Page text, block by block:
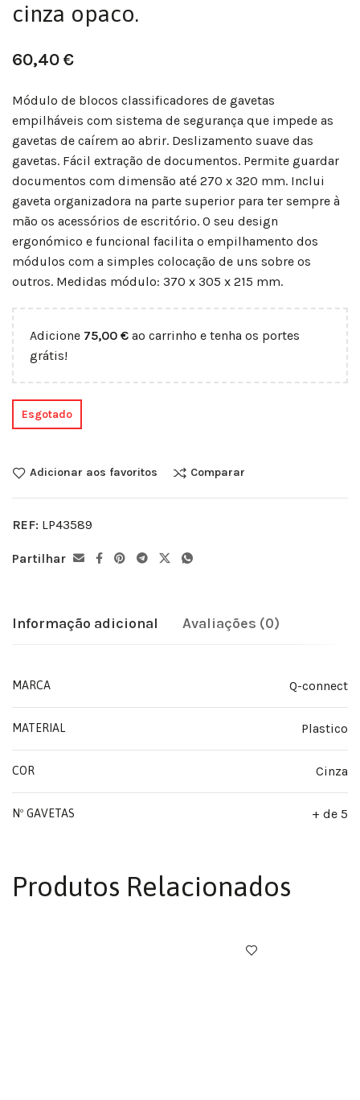
cinza opaco.
60,40€
Módulo de blocos classificadores de gavetas
empilháveis com sistema de segurança que impede as
gavetas de caírem ao abrir. Deslizamento suave das
gavetas. Fácil extração de documentos. Permite guardar
documentos com dimensão até 270 x 320 mm. Inclui
gaveta organizadora na parte superior para ter sempre à
mão os acessórios de escritório. O seu design
ergonómico e funcional facilita o empilhamento dos
módulos com a simples colocação de uns sobre os
outros. Medidas módulo: 370 x 305 x 215 mm.
Adicione 75,00 € ao carrinho e tenha os portes
grátis!
Esgotado
Adicionar aos favoritos Comparar
REF: LP43589
Partilhar
Informação adicional Avaliações (0)
MARCA Q-connect
MATERIAL Plastico
COR Cinza
Nº GAVETAS + de 5
Produtos Relacionados